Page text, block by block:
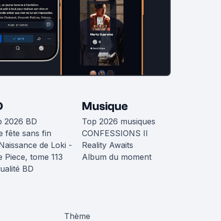
2026 BD
fête sans fin
de Loki -
Piece, tome 113
BD
Musique
Top 2026 musiques
CONFESSIONS II
Reality Awaits
Album du moment
Thème